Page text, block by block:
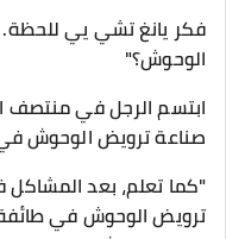
فكر يانغ تشي يي للحظة.
الوحوش؟"
ابتسم الرجل في منتصف
صناعة ترويض الوحوش
"كما تعلم، بعد
ترويض الوحوش في